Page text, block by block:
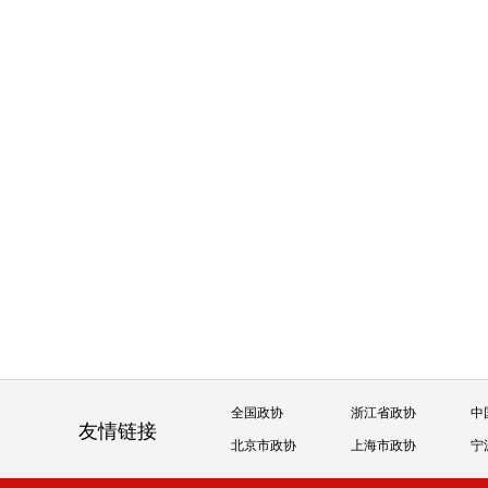
友情链接
全国政协 浙江省政协 中
北京市政协 上海市政协 宁